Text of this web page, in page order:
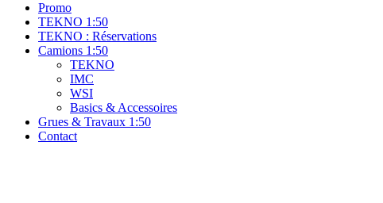
Promo
TEKNO 1:50
TEKNO : Réservations
Camions 1:50
TEKNO
IMC
WSI
Basics & Accessoires
Grues & Travaux 1:50
Contact